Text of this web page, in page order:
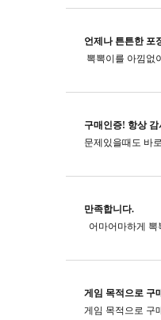
언제나 튼튼한 포
뽁뽁이를 아낌없
구매인증! 항상 감
문제있을때도 바
만족합니다.
게임 목적으로 구